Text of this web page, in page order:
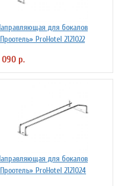
для бокалов
ProHotel 2121022
090 р.
для бокалов
ProHotel 2121024